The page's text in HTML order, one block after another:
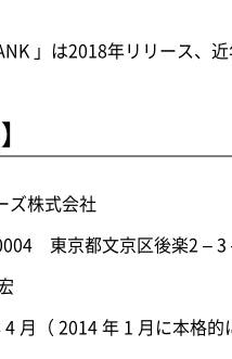
」は2018年リリース、
ズ株式会社
東京都文京区後楽2 – 3
月（ 2014 年 1 月に本格的